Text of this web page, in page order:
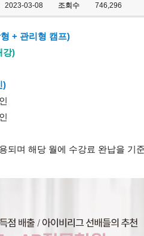
2023-03-08 조회수 746,296
+ 관리형 캠프)
강)
)
되며 해당 월에 수강료 완납을 기